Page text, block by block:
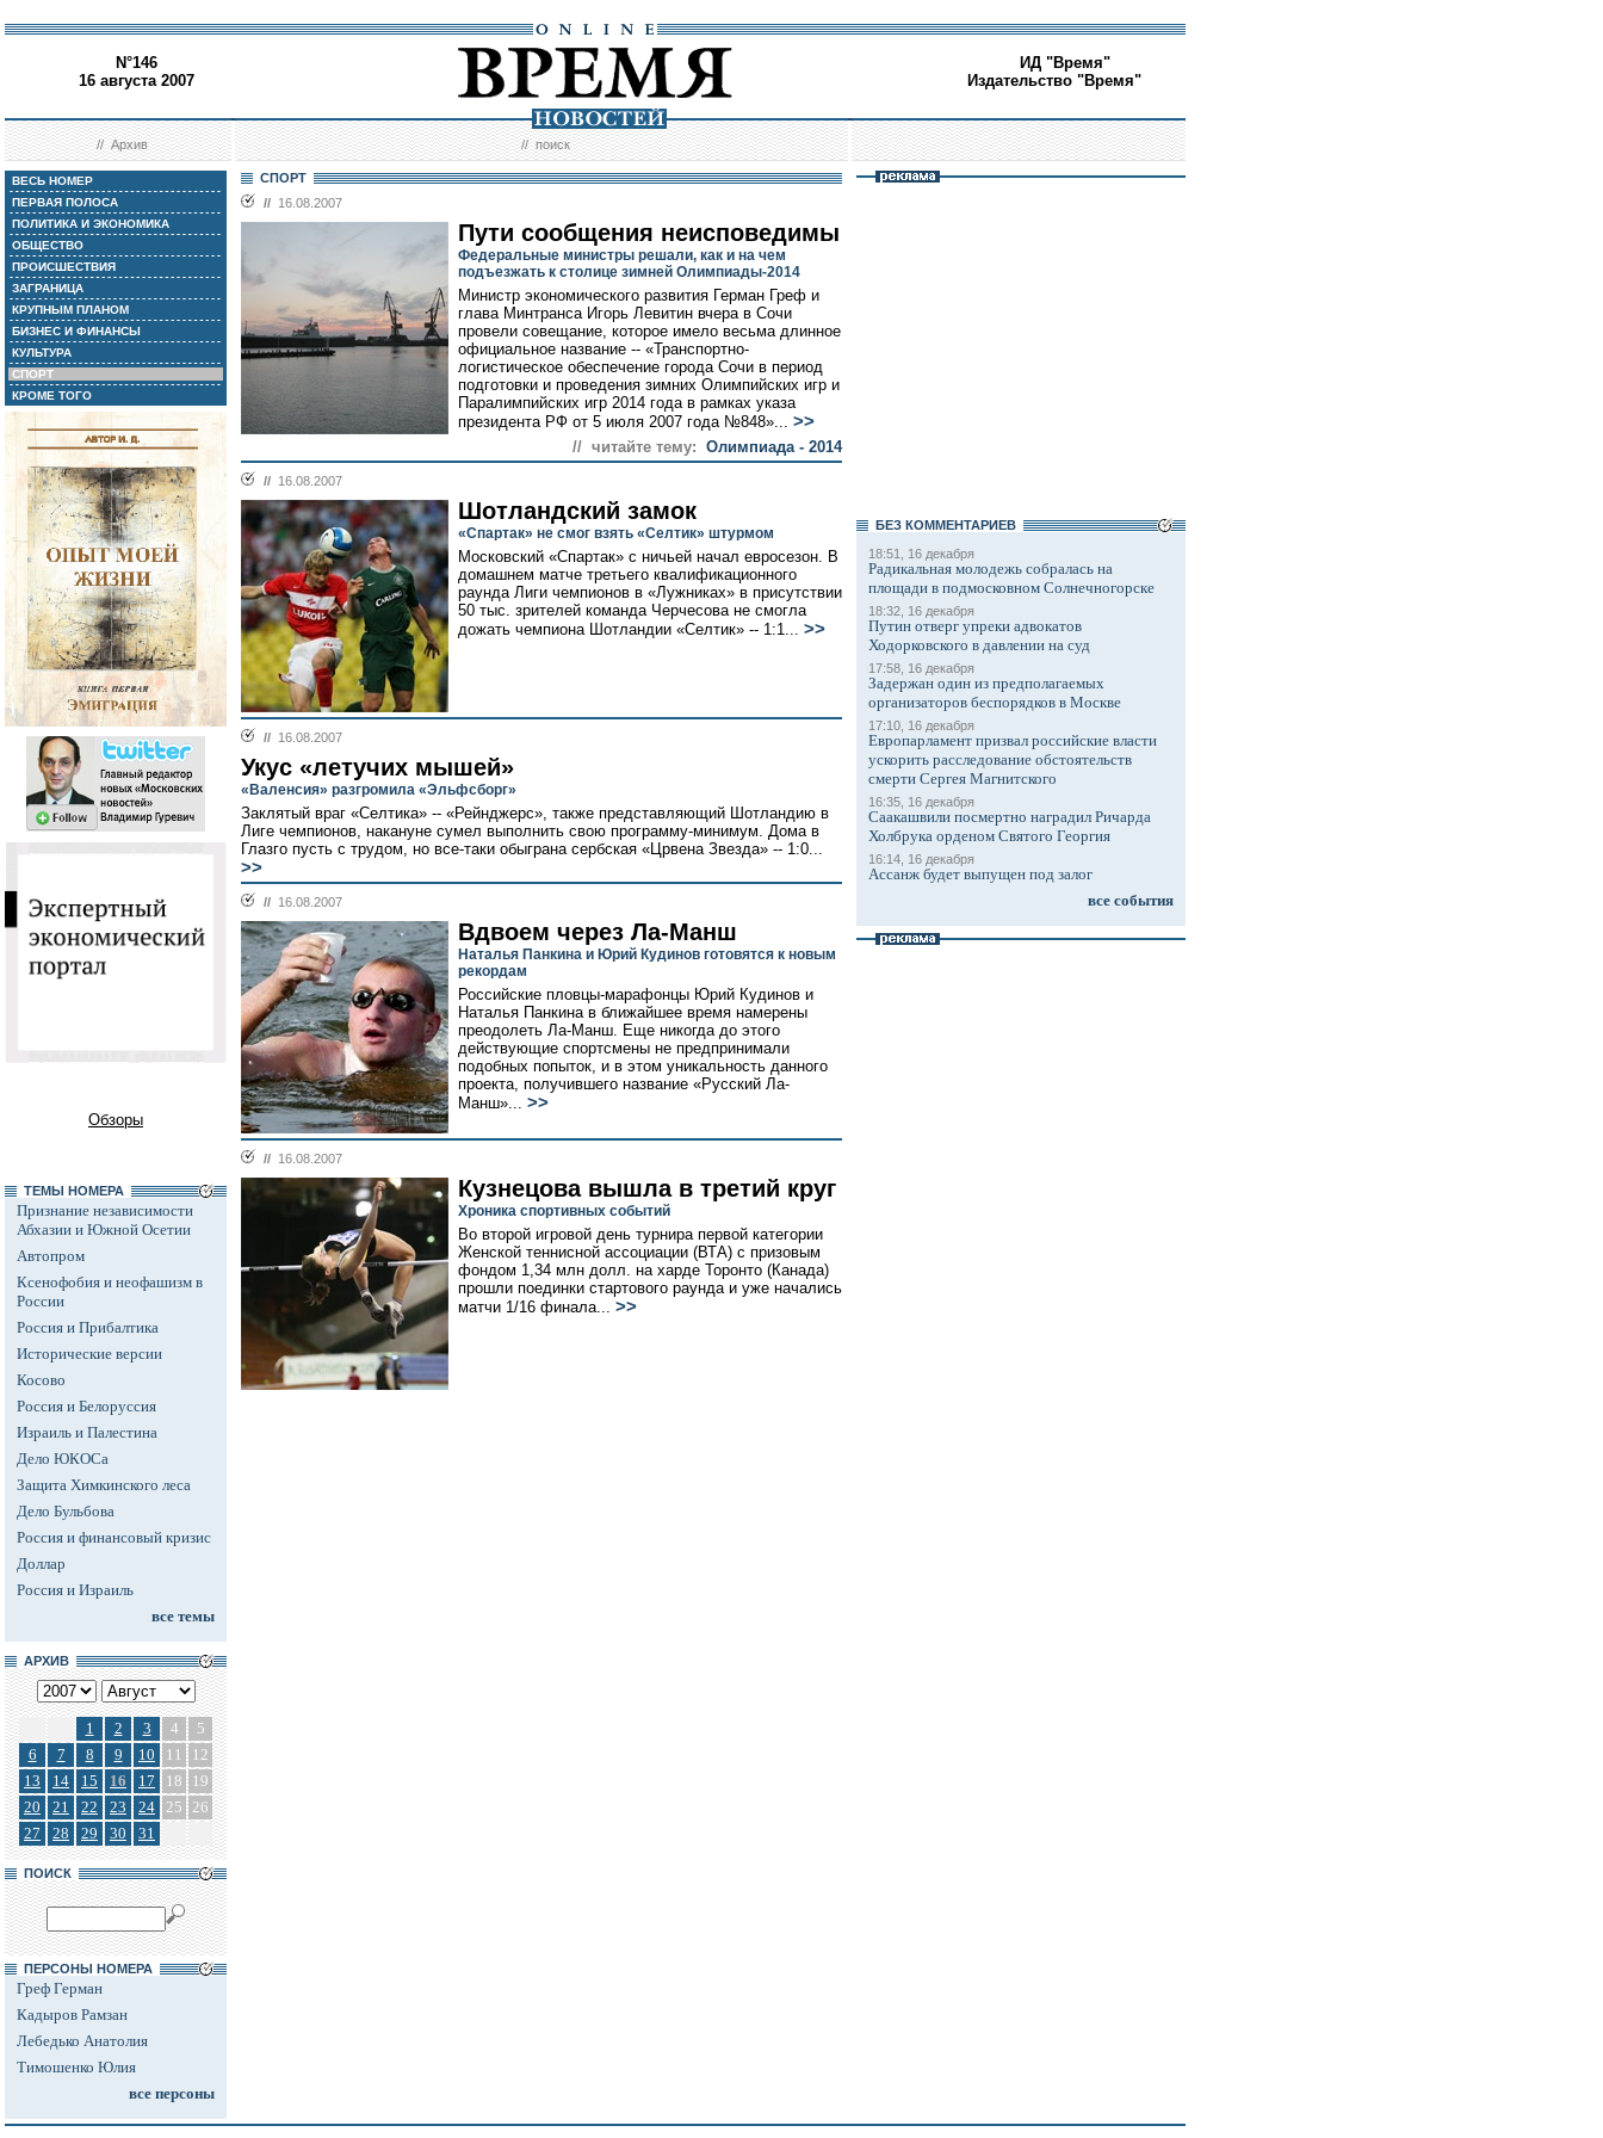
N°146
16 августа 2007
ИД "Время"
Издательство "Время"
//Архив //поиск
ВЕСЬ НОМЕР
ПЕРВАЯ ПОЛОСА
ПОЛИТИКА И ЭКОНОМИКА
ОБЩЕСТВО
ПРОИСШЕСТВИЯ
ЗАГРАНИЦА
КРУПНЫМ ПЛАНОМ
БИЗНЕС И ФИНАНСЫ
КУЛЬТУРА
СПОРТ
КРОМЕ ТОГО
Обзоры
ТЕМЫ НОМЕРА
Признание независимости
Абхазии и Южной Осетии
Автопром
Ксенофобия и неофашизм в
России
Россия и Прибалтика
Исторические версии
Косово
Россия и Белоруссия
Израиль и Палестина
Дело ЮКОСа
Защита Химкинского леса
Дело Бульбова
Россия и финансовый кризис
Доллар
Россия и Израиль
все темы
АРХИВ
1 2 3 4
5
6
7 8 9 10 11
12
13
14 15 16 17 18
19
20
21 22 23 24 25 26
27
28 29 30 31
ПОИСК
ПЕРСОНЫ НОМЕРА
Греф Герман
Кадыров Рамзан
Лебедько Анатолия
Тимошенко Юлия
все персоны
СПОРТ
// 16.08.2007
Пути сообщения неисповедимы
Федеральные министры решали, как и на чем
подъезжать к столице зимней Олимпиады-2014
Министр экономического развития Герман Греф и
глава Минтранса Игорь Левитин вчера в Сочи
провели совещание, которое имело весьма длинное
официальное название -- «Транспортно-
логистическое обеспечение города Сочи в период
подготовки и проведения зимних Олимпийских игр и
Паралимпийских игр 2014 года в рамках указа
президента РФ от 5 июля 2007 года №848»... >>
// читайте тему: Олимпиада - 2014
// 16.08.2007
Шотландский замок
«Спартак» не смог взять «Селтик» штурмом
Московский «Спартак» с ничьей начал евросезон. В
домашнем матче третьего квалификационного
раунда Лиги чемпионов в «Лужниках» в присутствии
50 тыс. зрителей команда Черчесова не смогла
дожать чемпиона Шотландии «Селтик» -- 1:1... >>
// 16.08.2007
Укус «летучих мышей»
«Валенсия» разгромила «Эльфсборг»
Заклятый враг «Селтика» -- «Рейнджерс», также представляющий Шотландию в
Лиге чемпионов, накануне сумел выполнить свою программу-минимум. Дома в
Глазго пусть с трудом, но все-таки обыграна сербская «Црвена Звезда» -- 1:0...
>>
// 16.08.2007
Вдвоем через Ла-Манш
Наталья Панкина и Юрий Кудинов готовятся к новым
рекордам
Российские пловцы-марафонцы Юрий Кудинов и
Наталья Панкина в ближайшее время намерены
преодолеть Ла-Манш. Еще никогда до этого
действующие спортсмены не предпринимали
подобных попыток, и в этом уникальность данного
проекта, получившего название «Русский Ла-
Манш»... >>
// 16.08.2007
Кузнецова вышла в третий круг
Хроника спортивных событий
Во второй игровой день турнира первой категории
Женской теннисной ассоциации (ВТА) с призовым
фондом 1,34 млн долл. на харде Торонто (Канада)
прошли поединки стартового раунда и уже начались
матчи 1/16 финала... >>
БЕЗ КОМMЕНТАРИЕВ
18:51, 16 декабря
Радикальная молодежь собралась на
площади в подмосковном Солнечногорске
18:32, 16 декабря
Путин отверг упреки адвокатов
Ходорковского в давлении на суд
17:58, 16 декабря
Задержан один из предполагаемых
организаторов беспорядков в Москве
17:10, 16 декабря
Европарламент призвал российские власти
ускорить расследование обстоятельств
смерти Сергея Магнитского
16:35, 16 декабря
Саакашвили посмертно наградил Ричарда
Холбрука орденом Святого Георгия
16:14, 16 декабря
Ассанж будет выпущен под залог
все события